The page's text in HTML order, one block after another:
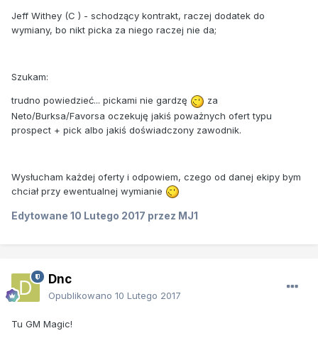
Jeff Withey (C ) - schodzący kontrakt, raczej dodatek do
wymiany, bo nikt picka za niego raczej nie da;
Szukam:
trudno powiedzieć... pickami nie gardzę
za
Neto/Burksa/Favorsa oczekuję jakiś poważnych ofert typu
prospect + pick albo jakiś doświadczony zawodnik.
Wysłucham każdej oferty i odpowiem, czego od danej ekipy bym
chciał przy ewentualnej wymianie
Edytowane 10 Lutego 2017 przez MJ1
Dnc
Opublikowano 10 Lutego 2017
Tu GM Magic!